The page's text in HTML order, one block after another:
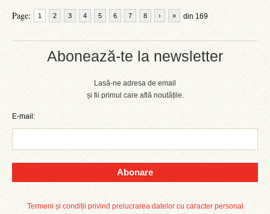
Abonează-te la newsletter
Lasă-ne adresa de email
și fii primul care află noutățile.
E-mail:
Abonare
Termeni și condiții privind prelucrarea datelor cu caracter personal
Page: 1 2 3 4 5 6 7 8 din 169
› »